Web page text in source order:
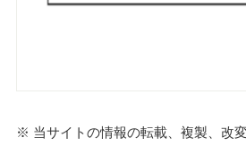
※ 当サイトの情報の転載、複製、改